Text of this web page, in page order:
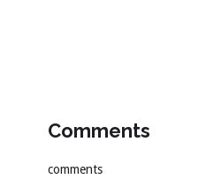
Comments
comments